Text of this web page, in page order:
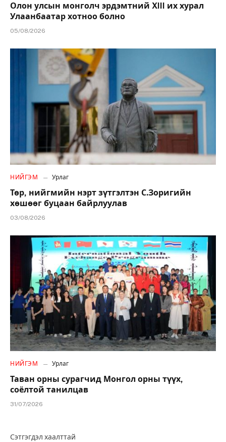
Олон улсын монголч эрдэмтний XIII их хурал
Улаанбаатар хотноо болно
05/08/2026
НИЙГЭМ Урлаг
Төр, нийгмийн нэрт зүтгэлтэн С.Зоригийн
хөшөөг буцаан байрлуулав
03/08/2026
НИЙГЭМ Урлаг
Таван орны сурагчид Монгол орны түүх,
соёлтой танилцав
31/07/2026
Сэтгэгдэл хаалттай